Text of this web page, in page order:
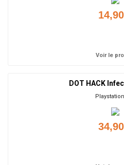
Voir le
DOT HACK
Playstation